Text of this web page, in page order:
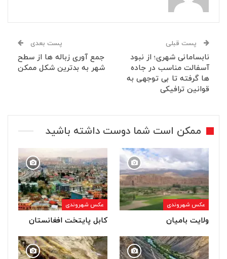
پست قبلی
نابسامانی شهری؛ از نبود
آسفالت مناسب در جاده
ها گرفته تا بی توجهی به
قوانین ترافیکی
پست بعدی
جمع آوری زباله ها از سطح
شهر به بدترین شکل ممکن
ممکن است شما دوست داشته باشید
عکس شهروندی
ولایت بامیان
عکس شهروندی
کابل پایتخت افغانستان